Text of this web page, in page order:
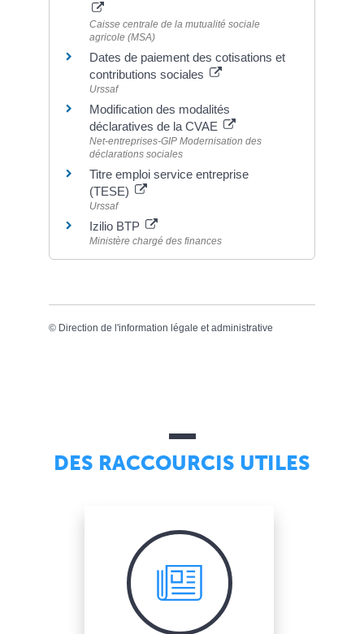
Caisse centrale de la mutualité sociale
agricole (MSA)
Dates de paiement des cotisations et
contributions sociales
Urssaf
Modification des modalités
déclaratives de la CVAE
Net-entreprises-GIP Modernisation des
déclarations sociales
Titre emploi service entreprise
(TESE)
Urssaf
Izilio BTP
Ministère chargé des finances
© Direction de l'information légale et administrative
DES RACCOURCIS UTILES